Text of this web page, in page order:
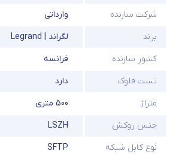
شرکت سازنده
وارداتی
برند
لگراند | Legrand
کشور سازنده
فرانسه
تست فلوک
دارد
متراژ
500 متری
جنس روکش
LSZH
نوع کابل شبکه
SFTP